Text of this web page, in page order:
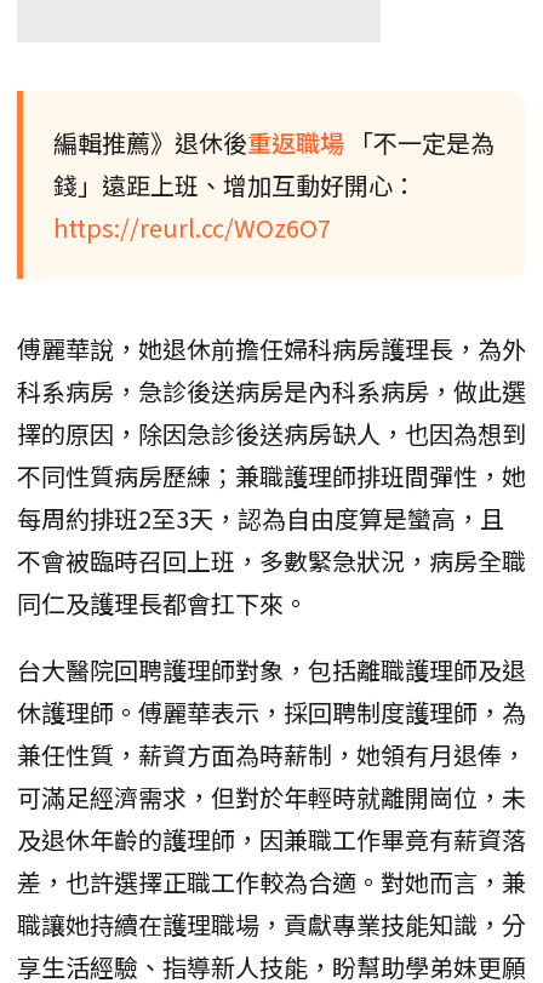
編輯推薦》退休後重返職場 「不一定是為
錢」遠距上班、增加互動好開心：
https://reurl.cc/WOz6O7
傅麗華說，她退休前擔任婦科病房護理長，為外
科系病房，急診後送病房是內科系病房，做此選
擇的原因，除因急診後送病房缺人，也因為想到
不同性質病房歷練；兼職護理師排班間彈性，她
每周約排班2至3天，認為自由度算是蠻高，且
不會被臨時召回上班，多數緊急狀況，病房全職
同仁及護理長都會扛下來。
台大醫院回聘護理師對象，包括離職護理師及退
休護理師。傅麗華表示，採回聘制度護理師，為
兼任性質，薪資方面為時薪制，她領有月退俸，
可滿足經濟需求，但對於年輕時就離開崗位，未
及退休年齡的護理師，因兼職工作畢竟有薪資落
差，也許選擇正職工作較為合適。對她而言，兼
職讓她持續在護理職場，貢獻專業技能知識，分
享生活經驗、指導新人技能，盼幫助學弟妹更願